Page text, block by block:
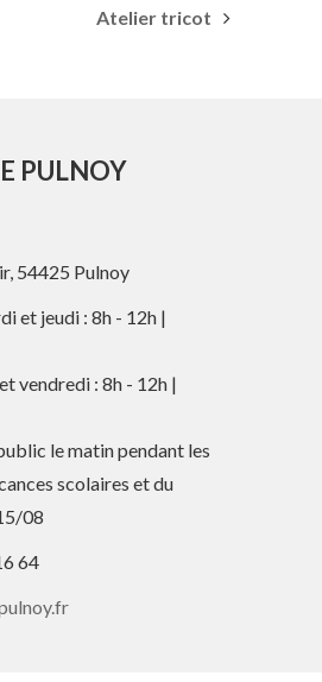
Atelier tricot
et services
des Conseils
PULNOY
54425 Pulnoy
et jeudi : 8h - 12h |
vendredi : 8h - 12h |
le matin pendant les
scolaires et du
08
64